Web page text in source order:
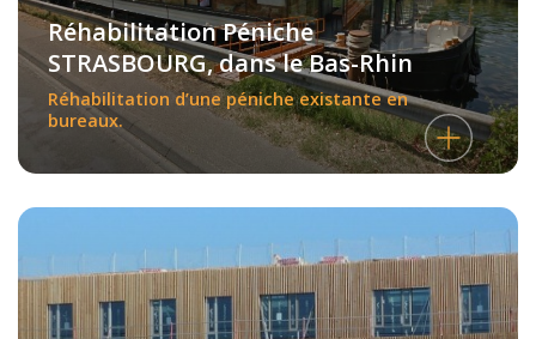
Réhabilitation Péniche
STRASBOURG, dans le Bas-Rhin
Réhabilitation d’une péniche existante en
bureaux.